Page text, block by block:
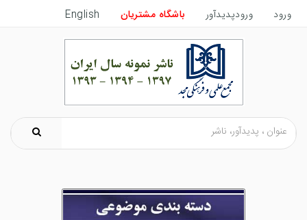
ورود ورودپدیدآور باشگاه مشتریان English